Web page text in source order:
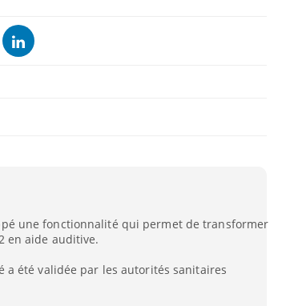
une fonctionnalité qui permet de transformer
en aide auditive.
a été validée par les autorités sanitaires
type 2